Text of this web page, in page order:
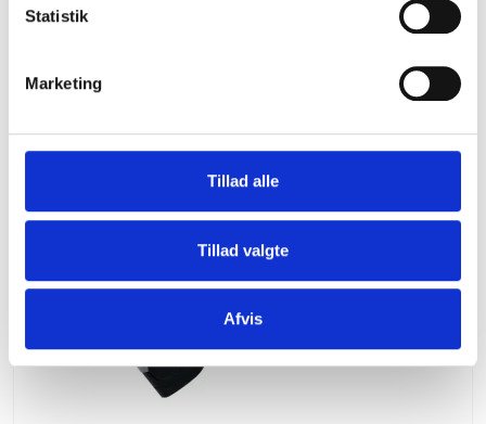
Statistik
Marketing
Tillad alle
Tillad valgte
Afvis
(inkl. moms)